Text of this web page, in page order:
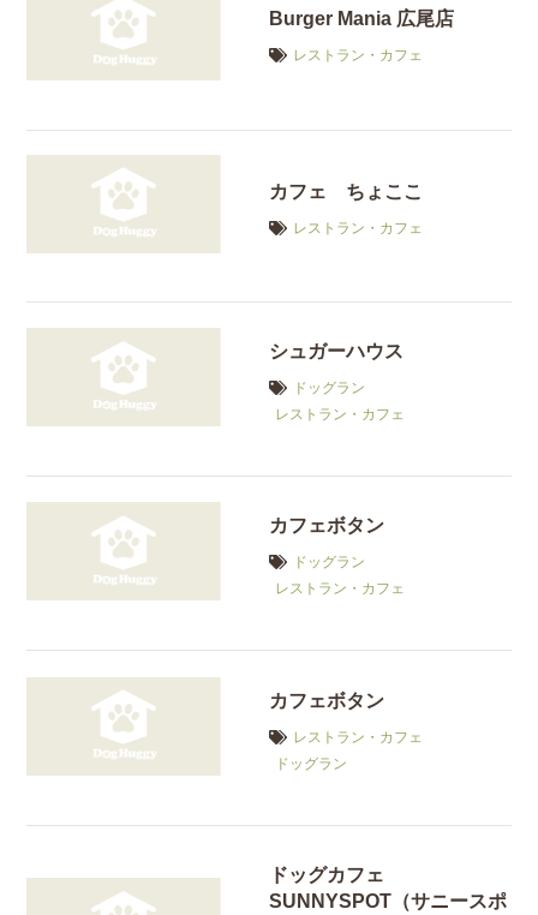
Burger Mania 広尾店
レストラン・カフェ
カフェ ちょここ
レストラン・カフェ
シュガーハウス
ドッグラン
レストラン・カフェ
カフェボタン
ドッグラン
レストラン・カフェ
カフェボタン
レストラン・カフェ
ドッグラン
ドッグカフェ
SUNNYSPOT（サニースポ